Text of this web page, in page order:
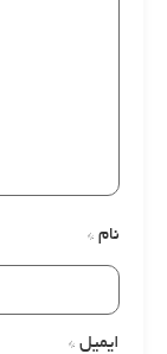
نام *
ایمیل *